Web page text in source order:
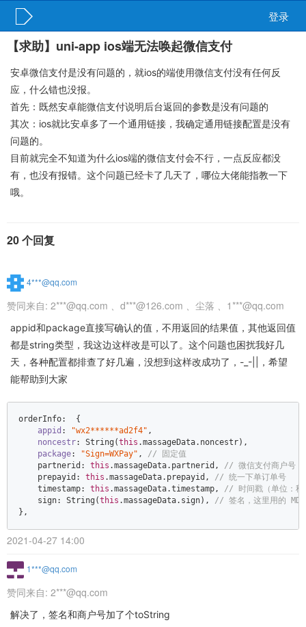
登录
【求助】uni-app ios端无法唤起微信支付
安卓微信支付是没有问题的，就ios的端使用微信支付没有任何反
应，什么错也没报。
首先：既然安卓能微信支付说明后台返回的参数是没有问题的
其次：ios就比安卓多了一个通用链接，我确定通用链接配置是没有
问题的。
目前就完全不知道为什么ios端的微信支付会不行，一点反应都没
有，也没有报错。这个问题已经卡了几天了，哪位大佬能指教一下
哦。
20 个回复
4***@qq.com
赞同来自: 2***@qq.com 、 d***@126.com 、 尘落 、 1***@qq.com
appid和package直接写确认的值，不用返回的结果值，其他返回值
都是string类型，我这边这样改是可以了。这个问题也困扰我好几
天，各种配置都排查了好几遍，没想到这样改成功了，-_-||，希望
能帮助到大家
orderInfo:  {
appid : "wx2******ad2f4" ,
noncestr: String (this .massageData.noncestr),
package: "Sign=WXPay" , // 固定值
    partnerid:
this .massageData.partnerid, // 微信支付商户号
    prepayid:
this .massageData.prepayid, // 统一下单订单号
    timestamp:
this .massageData.timestamp, // 时间戳（单位：
    sign:
String (this .massageData.sign), // 签名，这里用的
},
2021-04-27 14:00
1***@qq.com
赞同来自: 2***@qq.com
解决了，签名和商户号加了个toString